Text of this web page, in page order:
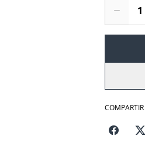
COMPARTIR